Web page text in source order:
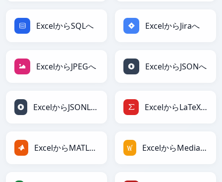
ExcelからSQLへ ExcelからJiraへ
ExcelからJPEGへ ExcelからJSONへ
ExcelからJSONLinesへ ExcelからLaTeXへ
ExcelからMATLABへ ExcelからMediaWikiへ